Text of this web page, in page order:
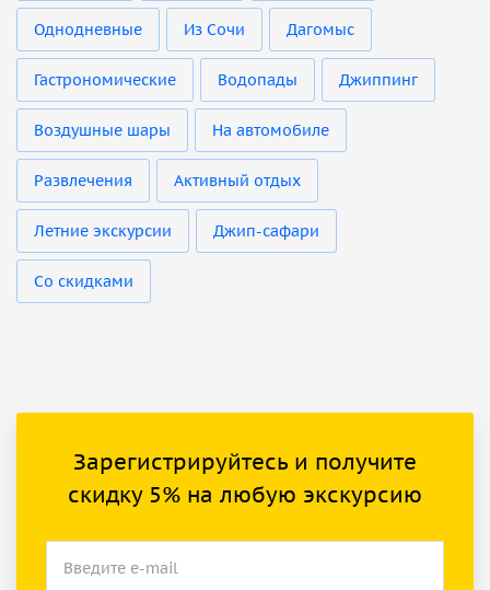
Однодневные Из Сочи Дагомыс
Гастрономические Водопады Джиппинг
Воздушные шары На автомобиле
Развлечения Активный отдых
Летние экскурсии Джип-сафари
Со скидками
Зарегистрируйтесь и получите
скидку 5% на любую экскурсию